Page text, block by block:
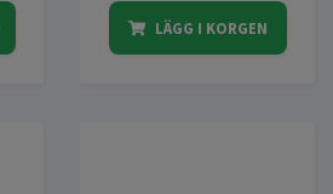
LÄGG I KORGEN